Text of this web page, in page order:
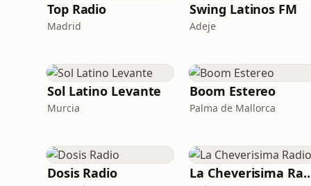
Top Radio
Madrid
Swing Latinos FM
Adeje
Sol Latino Levante
Murcia
Boom Estereo
Palma de Mallorca
Dosis Radio La